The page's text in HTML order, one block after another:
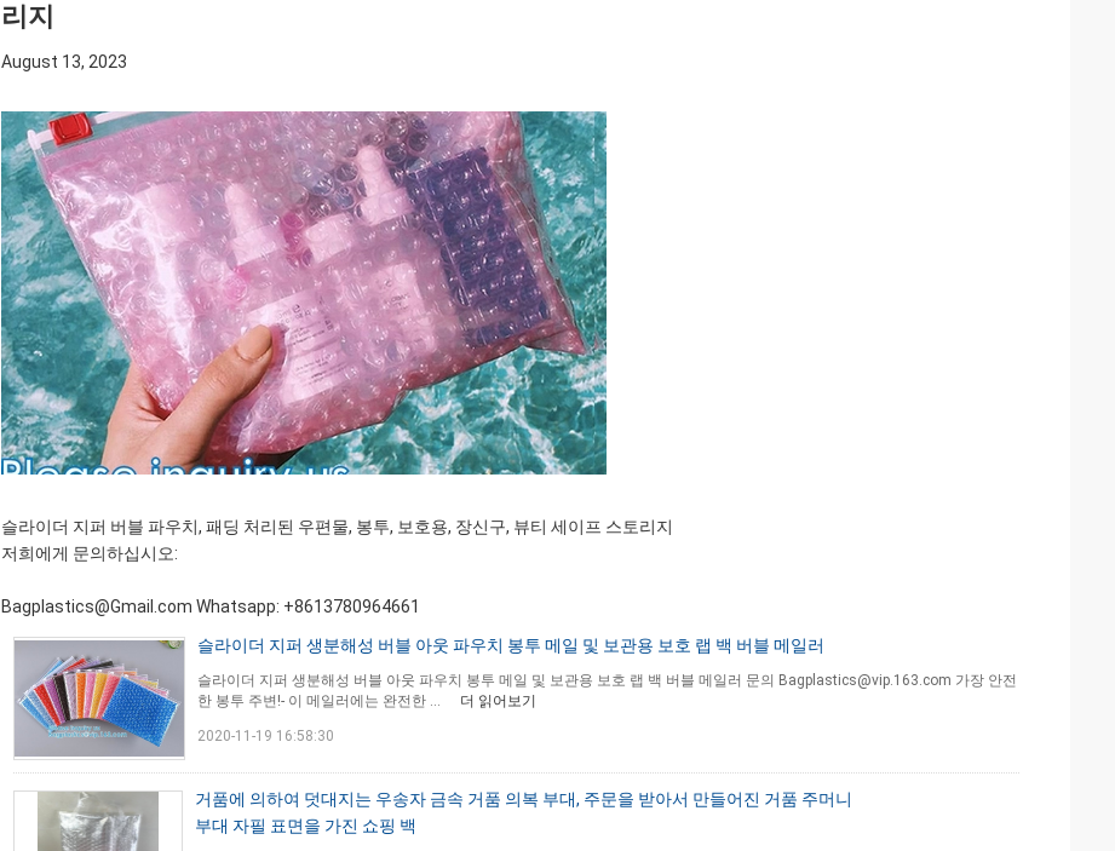
리지
August 13, 2023
슬라이더 지퍼 버블 파우치, 패딩 처리된 우편물, 봉투, 보호용, 장신구, 뷰티 세이프 스토리지
저희에게 문의하십시오:
Bagplastics@Gmail.com Whatsapp: +8613780964661
슬라이더 지퍼 생분해성 버블 아웃 파우치 봉투 메일 및 보관용 보호 랩 백 버블 메일러
슬라이더 지퍼 생분해성 버블 아웃 파우치 봉투 메일 및 보관용 보호 랩 백 버블 메일러 문의 Bagplastics@vip.163.com 가장 안전
한 봉투 주변!- 이 메일러에는 완전한 ...
더 읽어보기
2020-11-19 16:58:30
거품에 의하여 덧대지는 우송자 금속 거품 의복 부대, 주문을 받아서 만들어진 거품 주머니
부대 자필 표면을 가진 쇼핑 백